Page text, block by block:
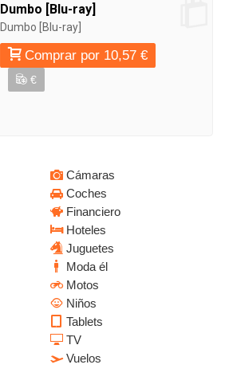
Dumbo [Blu-ray]
Dumbo [Blu-ray]
Comprar por 10,57 €
€
Cámaras
Coches
Financiero
Hoteles
Juguetes
Moda él
Motos
Niños
Tablets
TV
Vuelos